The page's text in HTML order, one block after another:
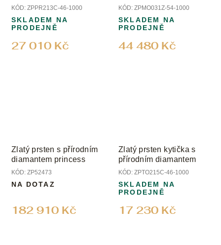
KÓD: ZPPR213C-46-1000
27 010 Kč
SKLADEM NA
PRODEJNĚ
KÓD: ZPMO031Z-54-1000
44 480 Kč
SKLADEM NA
PRODEJNĚ
Zlatý prsten s přírodním
diamantem princess
KÓD: ZP52473
182 910 Kč
NA DOTAZ
Zlatý prsten kytička s
přírodním diamantem
KÓD: ZPTO215C-46-1000
17 230 Kč
SKLADEM NA
PRODEJNĚ